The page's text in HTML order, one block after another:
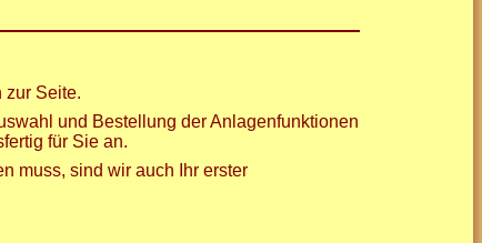
zur Seite.
und Bestellung der Anlagenfunktionen
für Sie an.
muss, sind wir auch Ihr erster